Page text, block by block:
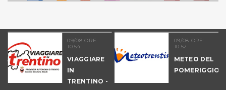
09/08 ORE:
10.54
VIAGGIARE
IN
TRENTINO -
09/08 ORE:
10.52
METEO DEL
POMERIGGIO